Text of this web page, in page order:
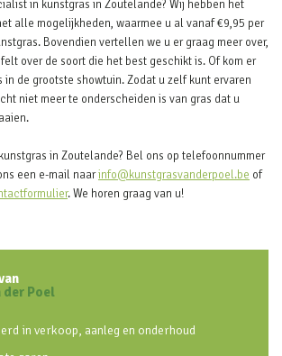
in kunstgras in Zoutelande? Wij hebben het
alle mogelijkheden, waarmee u al vanaf €9,95 per
Bovendien vertellen we u er graag meer over,
over de soort die het best geschikt is. Of kom er
in de grootste showtuin. Zodat u zelf kunt ervaren
niet meer te onderscheiden is van gras dat u
in Zoutelande? Bel ons op telefoonnummer
een e-mail naarinfo@kunstgrasvanderpoel.be of
. We horen graag van u!
der Poel
in verkoop, aanleg en onderhoud